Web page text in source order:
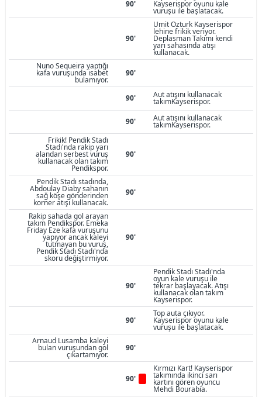
90' Kayserispor oyunu kale
vuruşu ile başlatacak.
90'
Umit Ozturk Kayserispor
lehine frikik veriyor.
Deplasman Takımı kendi
yarı sahasında atışı
kullanacak.
Nuno Sequeira yaptığı
kafa vuruşunda isabet
bulamıyor.
90'
90' Aut atışını kullanacak
takımKayserispor.
90'
Aut atışını kullanacak
takımKayserispor.
Frikik! Pendik Stadı
Stadı'nda rakip yarı
alandan serbest vuruş
kullanacak olan takım
Pendikspor.
90'
Pendik Stadı stadında,
Abdoulay Diaby sahanın
sağ köşe gönderinden
korner atışı kullanacak.
90'
Rakip sahada gol arayan
takım Pendikspor. Emeka
Friday Eze kafa vuruşunu
yapıyor ancak kaleyi
tutmayan bu vuruş,
Pendik Stadı Stadı'nda
skoru değiştirmiyor.
90'
90'
Pendik Stadı Stadı'nda
oyun kale vuruşu ile
tekrar başlayacak. Atışı
kullanacak olan takım
Kayserispor.
90'
Top auta çıkıyor.
Kayserispor oyunu kale
vuruşu ile başlatacak.
Arnaud Lusamba kaleyi
bulan vuruşundan gol
çıkartamıyor.
90'
90'
Kırmızı Kart! Kayserispor
takımında ikinci sarı
kartını gören oyuncu
Mehdi Bourabia.